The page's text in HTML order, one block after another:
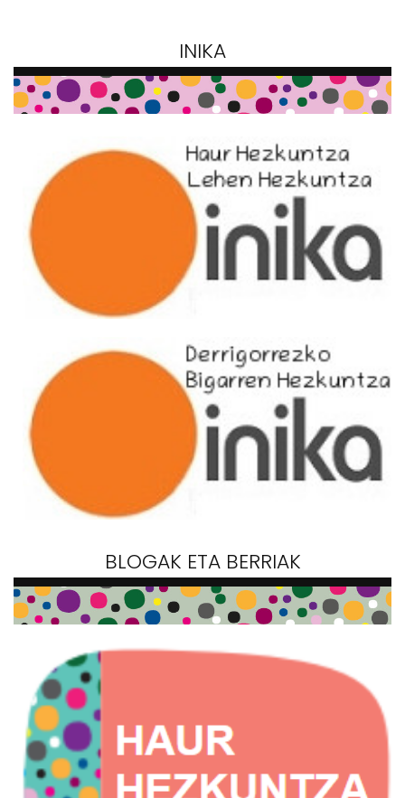
INIKA
BLOGAK ETA BERRIAK